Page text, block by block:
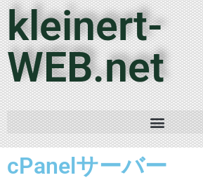
kleinert-
WEB.net
cPanelサーバー